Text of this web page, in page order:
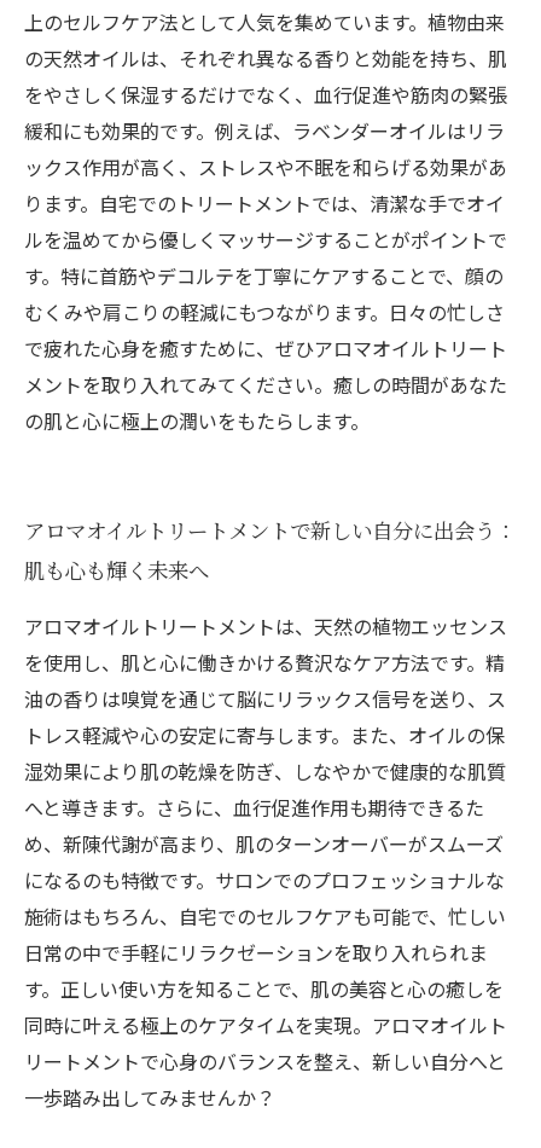
上のセルフケア法として人気を集めています。植物由来
の天然オイルは、それぞれ異なる香りと効能を持ち、肌
をやさしく保湿するだけでなく、血行促進や筋肉の緊張
緩和にも効果的です。例えば、ラベンダーオイルはリラ
ックス作用が高く、ストレスや不眠を和らげる効果があ
ります。自宅でのトリートメントでは、清潔な手でオイ
ルを温めてから優しくマッサージすることがポイントで
す。特に首筋やデコルテを丁寧にケアすることで、顔の
むくみや肩こりの軽減にもつながります。日々の忙しさ
で疲れた心身を癒すために、ぜひアロマオイルトリート
メントを取り入れてみてください。癒しの時間があなた
の肌と心に極上の潤いをもたらします。
アロマオイルトリートメントで新しい自分に出会う：
肌も心も輝く未来へ
アロマオイルトリートメントは、天然の植物エッセンス
を使用し、肌と心に働きかける贅沢なケア方法です。精
油の香りは嗅覚を通じて脳にリラックス信号を送り、ス
トレス軽減や心の安定に寄与します。また、オイルの保
湿効果により肌の乾燥を防ぎ、しなやかで健康的な肌質
へと導きます。さらに、血行促進作用も期待できるた
め、新陳代謝が高まり、肌のターンオーバーがスムーズ
になるのも特徴です。サロンでのプロフェッショナルな
施術はもちろん、自宅でのセルフケアも可能で、忙しい
日常の中で手軽にリラクゼーションを取り入れられま
す。正しい使い方を知ることで、肌の美容と心の癒しを
同時に叶える極上のケアタイムを実現。アロマオイルト
リートメントで心身のバランスを整え、新しい自分へと
一歩踏み出してみませんか？